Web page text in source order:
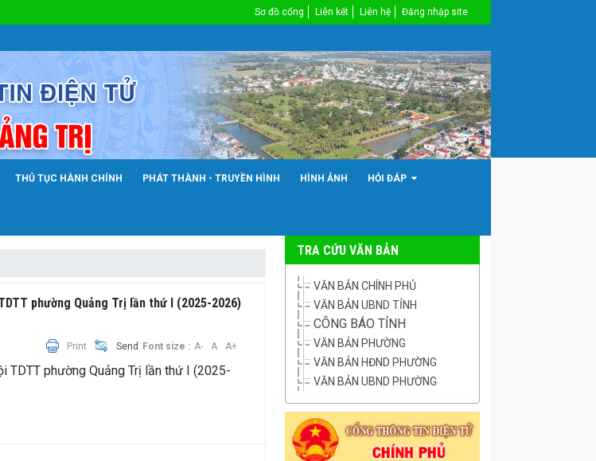
Sơ đồ cổng Liên kết Liên hệ Đăng nhập site
THỦ TỤC HÀNH CHÍNH PHÁT THÀNH - TRUYỀN HÌNH HÌNH ẢNH HỎI ĐÁP
phường Quảng Trị lần thứ I (2025-2026)
Print
Send Font size : A- A A+
TDTT phường Quảng Trị lần thứ I (2025-
TRA CỨU VĂN BẢN
VĂN BẢN CHÍNH PHỦ
VĂN BẢN UBND TỈNH
CÔNG BÁO TỈNH
VĂN BẢN PHƯỜNG
VĂN BẢN HĐND PHƯỜNG
VĂN BẢN UBND PHƯỜNG